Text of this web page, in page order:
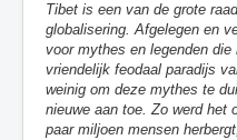
Tibet is een van de grote
globalisering. Afgelegen en
voor mythes en legenden
vriendelijk feodaal paradijs
weinig om deze mythes te
nieuwe aan toe. Zo werd het
paar miljoen mensen